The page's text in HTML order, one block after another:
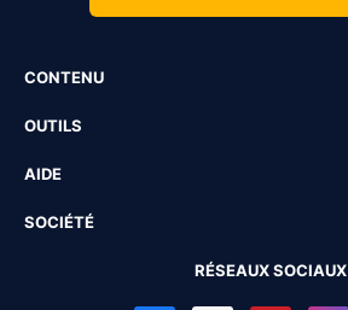
CONTENU
OUTILS
AIDE
SOCIÉTÉ
RÉSEAUX SOCIAUX